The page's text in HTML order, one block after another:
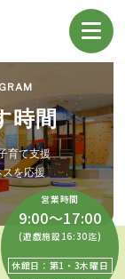
援
営業時間
9:00～17:00
(遊戯施設16:30迄)
休館日：第1・3木曜日